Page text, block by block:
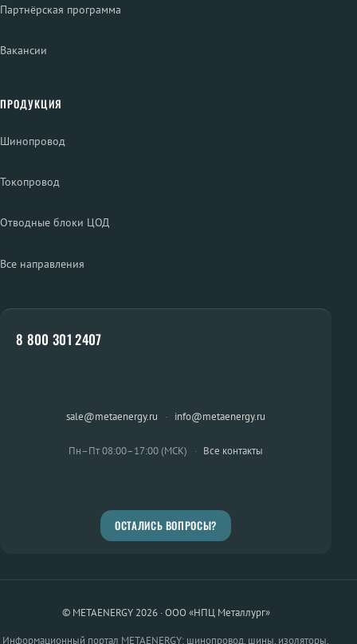
Партнёрская программа
Вакансии
ПРОДУКЦИЯ
Шинопровод
Токопровод
Отводные блоки ЦОД
Все направления
8 800 301 2407
sale@metaenergy.ru · info@metaenergy.ru
Пн–Пт 08:00–17:00 (МСК) · Все контакты
ОСТАЛИСЬ ВОПРОСЫ?
© METAENERGY 2026 · ООО «НПЦ Металлург»
Информационный портал METAENERGY: шинопровод, шины, изоляторы,